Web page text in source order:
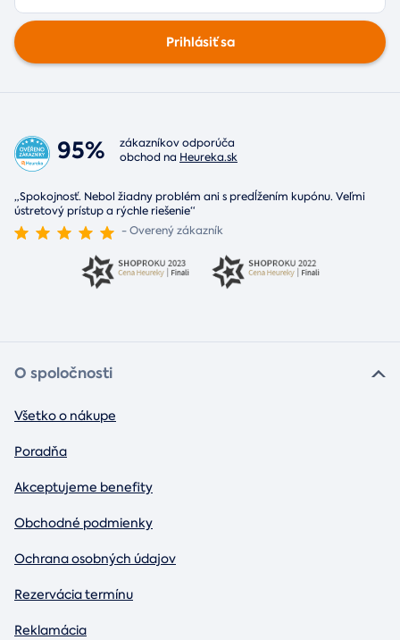
Prihlásiť sa
95%
zákazníkov odporúča
obchod na Heureka.sk
„Spokojnosť. Nebol žiadny problém ani s predĺžením kupónu. Veľmi
ústretový prístup a rýchle riešenie“
- Overený zákazník
O spoločnosti
Všetko o nákupe
Poradňa
Akceptujeme benefity
Obchodné podmienky
Ochrana osobných údajov
Rezervácia termínu
Reklamácia